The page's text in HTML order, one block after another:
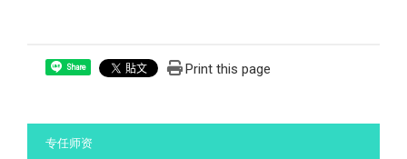
Share Print this page
专任师资